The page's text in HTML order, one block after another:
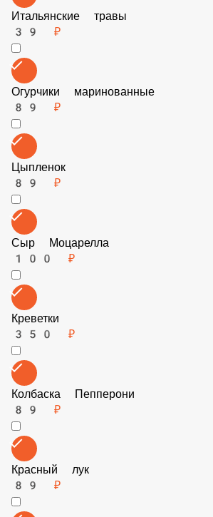
100 ₽
Ананасы
89 ₽
Итальянские травы
39 ₽
Огурчики маринованные
89 ₽
Цыпленок